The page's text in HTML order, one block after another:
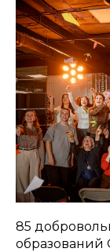
85
образований